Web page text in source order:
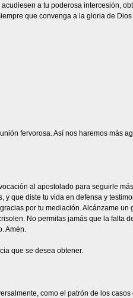
a tu poderosa intercesión,
que convenga a la gloria de
fervorosa. Así nos haremos más
al apostolado para seguirle
que diste tu vida en defensa y
por tu mediación. Alcánzame
No permitas jamás que la falta
Amén.
que se desea obtener.
como el patrón de los